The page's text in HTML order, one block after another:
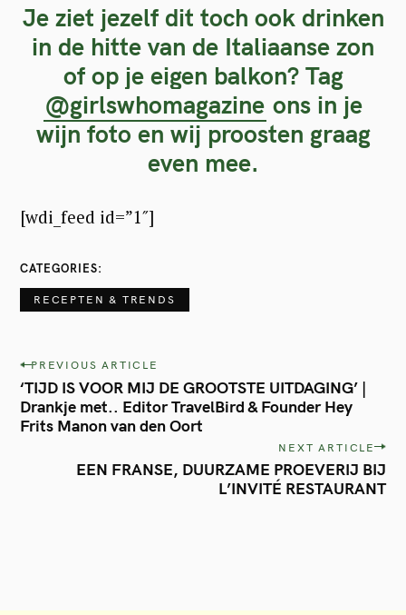
Je ziet jezelf dit toch ook drinken
in de hitte van de Italiaanse zon
of op je eigen balkon? Tag
@girlswhomagazine ons in je
wijn foto en wij proosten graag
even mee.
[wdi_feed id=”1″]
CATEGORIES
RECEPTEN & TRENDS
P
o
s
PREVIOUS ARTICLE
‘TIJD IS VOOR MIJ DE GROOTSTE UITDAGING’ |
Drankje met.. Editor TravelBird & Founder Hey
Frits Manon van den Oort
NEXT ARTICLE
EEN FRANSE, DUURZAME PROEVERIJ BIJ
L’INVITÉ RESTAURANT